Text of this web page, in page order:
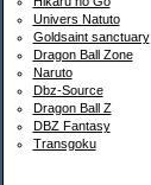
Univers Natuto
Goldsaint sanctuary
Dragon Ball Zone
Naruto
Dbz-Source
Dragon Ball Z
DBZ Fantasy
Transgoku